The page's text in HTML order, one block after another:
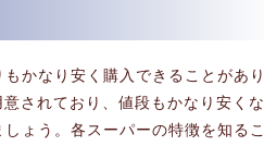
かなり安く購入できることがあり
されており、値段もかなり安くな
ょう。各スーパーの特徴を知るこ